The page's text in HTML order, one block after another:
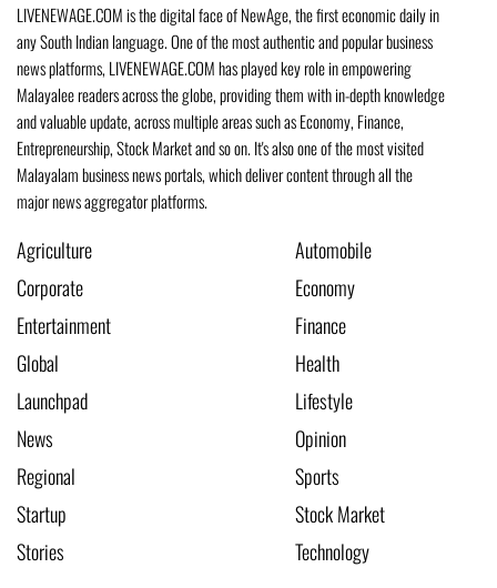
LIVENEWAGE.COM is the digital face of NewAge, the first economic daily in
any South Indian language. One of the most authentic and popular business
news platforms, LIVENEWAGE.COM has played key role in empowering
Malayalee readers across the globe, providing them with in-depth knowledge
and valuable update, across multiple areas such as Economy, Finance,
Entrepreneurship, Stock Market and so on. It's also one of the most visited
Malayalam business news portals, which deliver content through all the
major news aggregator platforms.
Agriculture
Automobile
Corporate
Economy
Entertainment
Finance
Global
Health
Launchpad
Lifestyle
News
Opinion
Regional
Sports
Startup
Stock Market
Stories
Technology